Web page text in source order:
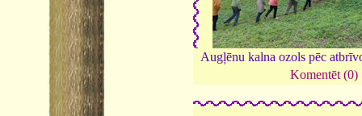
Augļēnu kalna ozols pēc
Komentēt (0)